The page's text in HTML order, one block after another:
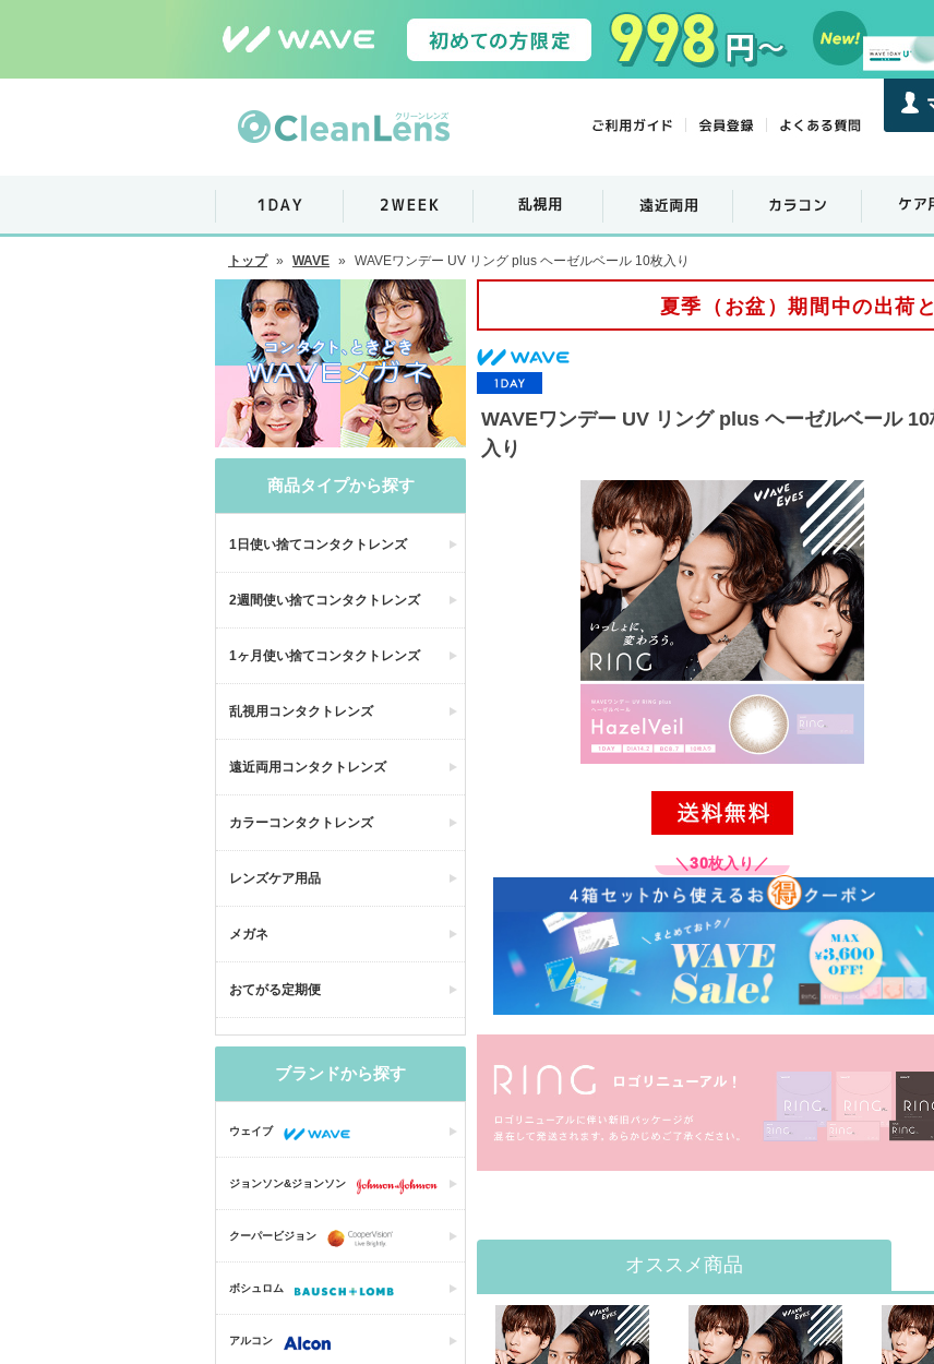
トップ » WAVE » WAVEワンデー UV リング plus ヘーゼルベール 10枚入り
商品タイプから探す
1日使い捨てコンタクトレンズ
2週間使い捨てコンタクトレンズ
1ヶ月使い捨てコンタクトレンズ
乱視用コンタクトレンズ
遠近両用コンタクトレンズ
カラーコンタクトレンズ
レンズケア用品
メガネ
おてがる定期便
ブランドから探す
ウェイブ
ジョンソン&ジョンソン
クーパービジョン
ボシュロム
アルコン
夏季（お盆）期間中の出荷
WAVEワンデー UV リング plus ヘーゼルベール 10
入り
＼30枚入り／
オススメ商品